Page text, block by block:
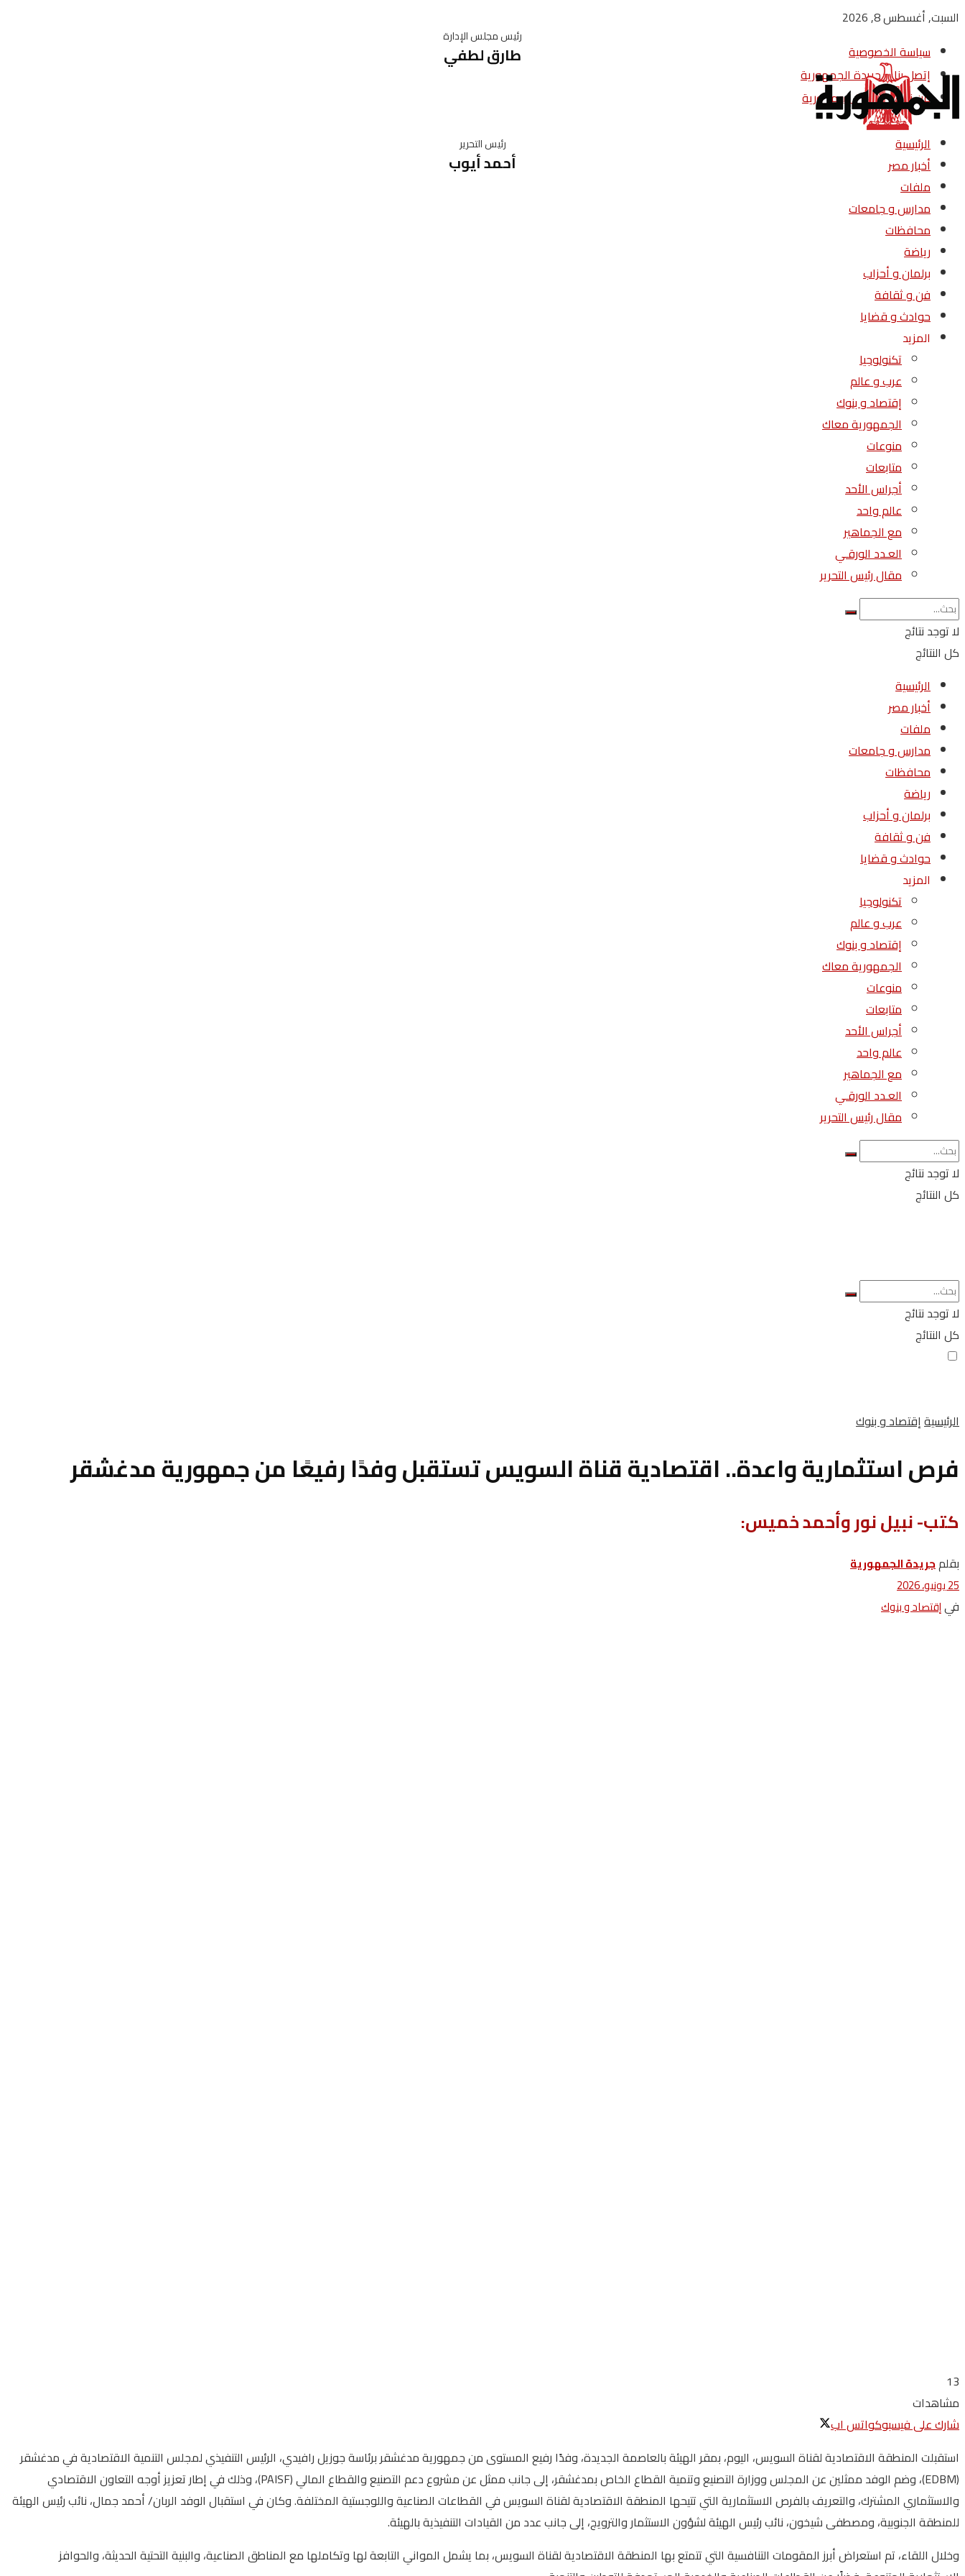
السبت, أغسطس 8, 2026
سياسة الخصوصية
إتصل بنا – جريدة الجمهورية
من نحن – جريدة الجمهورية
رئيس مجلس الإدارة
طارق لطفي
رئيس التحرير
أحمد أيوب
الرئيسية
أخبار مصر
ملفات
مدارس و جامعات
محافظات
رياضة
برلمان و أحزاب
فن و ثقافة
حوادث و قضايا
المزيد
تكنولوجيا
عرب و عالم
إقتصاد و بنوك
الجمهورية معاك
منوعات
متابعات
أجراس الأحد
عالم واحد
مع الجماهير
العـدد الورقـي
مقال رئيس التحرير
لا توجد نتائج
كل النتائج
الرئيسية
أخبار مصر
ملفات
مدارس و جامعات
محافظات
رياضة
برلمان و أحزاب
فن و ثقافة
حوادث و قضايا
المزيد
تكنولوجيا
عرب و عالم
إقتصاد و بنوك
الجمهورية معاك
منوعات
متابعات
أجراس الأحد
عالم واحد
مع الجماهير
العـدد الورقـي
مقال رئيس التحرير
لا توجد نتائج
كل النتائج
لا توجد نتائج
كل النتائج
الرئيسيةإقتصاد و بنوك
فرص استثمارية واعدة.. اقتصادية قناة السويس تستقبل وفدًا رفيعًا من جمهورية مدغشقر
كتب- نبيل نور وأحمد خميس:
بقلمجريدة الجمهورية
25 يونيو، 2026
فيإقتصاد و بنوك
13
مشاهدات
شارك على فيسبوكواتس اب
استقبلت المنطقة الاقتصادية لقناة السويس، اليوم، بمقر الهيئة بالعاصمة الجديدة، وفدًا رفيع المستوى من جمهورية مدغشقر برئاسة جوزيل رافيدي، الرئيس التنفيذي لمجلس التنمية الاقتصادية في مدغشقر
(EDBM)، وضم الوفد ممثلين عن المجلس ووزارة التصنيع وتنمية القطاع الخاص بمدغشقر، إلى جانب ممثل عن مشروع دعم التصنيع والقطاع المالي (PAISF)، وذلك في إطار تعزيز أوجه التعاون الاقتصادي
والاستثماري المشترك، والتعريف بالفرص الاستثمارية التي تتيحها المنطقة الاقتصادية لقناة السويس في القطاعات الصناعية واللوجستية المختلفة. وكان في استقبال الوفد الربان/ أحمد جمال، نائب رئيس الهيئة
للمنطقة الجنوبية، ومصطفى شيخون، نائب رئيس الهيئة لشؤون الاستثمار والترويج، إلى جانب عدد من القيادات التنفيذية بالهيئة.
وخلال اللقاء، تم استعراض أبرز المقومات التنافسية التي تتمتع بها المنطقة الاقتصادية لقناة السويس، بما يشمل المواني التابعة لها وتكاملها مع المناطق الصناعية، والبنية التحتية الحديثة، والحوافز